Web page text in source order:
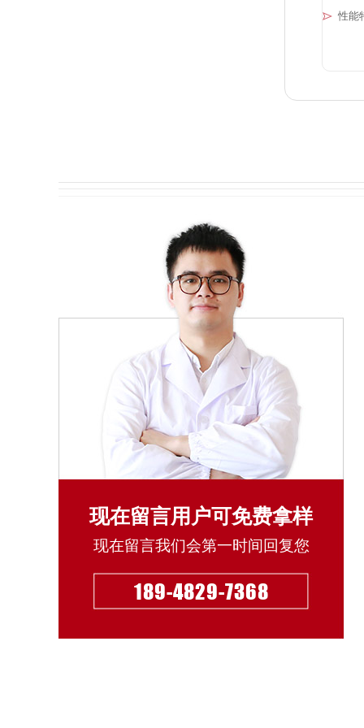
现在留言用户可免费拿样
现在留言我们会第一时间回复您
189-4829-7368